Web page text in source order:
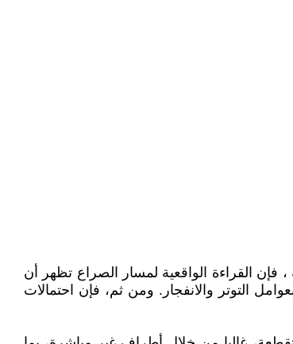
القراءة الواقعية لمسار الصراع تظهر أن
التوتر والانفجار. ومن ثم، فإن احتمالات